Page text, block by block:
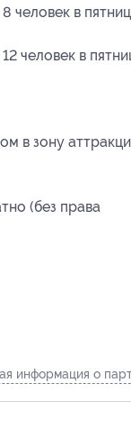
человек в
человек в
в зону
(без права
информация о